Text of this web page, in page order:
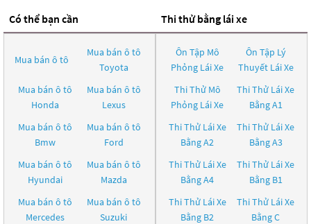
Có thể bạn cần
Mua bán ô tô
Mua bán ô tô
Toyota
Mua bán ô tô
Honda
Mua bán ô tô
Lexus
Mua bán ô tô
Bmw
Mua bán ô tô
Ford
Mua bán ô tô
Hyundai
Mua bán ô tô
Mazda
Mua bán ô tô
Mercedes
Mua bán ô tô
Suzuki
Thi thử bằng lái xe
Ôn Tập Mô
Phỏng Lái Xe
Ôn Tập Lý
Thuyết Lái Xe
Thi Thử Mô
Phỏng Lái Xe
Thi Thử Lái Xe
Bằng A1
Thi Thử Lái Xe
Bằng A2
Thi Thử Lái Xe
Bằng A3
Thi Thử Lái Xe
Bằng A4
Thi Thử Lái Xe
Bằng B1
Thi Thử Lái Xe
Bằng B2
Thi Thử Lái Xe
Bằng C